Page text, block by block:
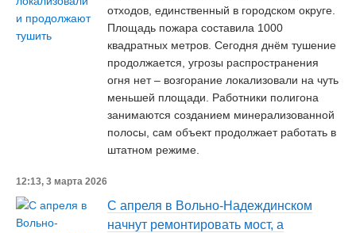
отходов, единственный в городском округе.
Площадь пожара составила 1000
квадратных метров. Сегодня днём тушение
продолжается, угрозы распространения
огня нет – возгорание локализовали на чуть
меньшей площади. Работники полигона
занимаются созданием минерализованной
полосы, сам объект продолжает работать в
штатном режиме.
12:13, 3 марта 2026
С апреля в Вольно-Надеждинском
начнут ремонтировать мост, а